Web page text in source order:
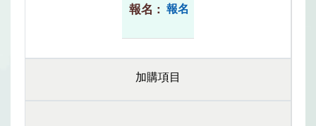
報名
加購項目